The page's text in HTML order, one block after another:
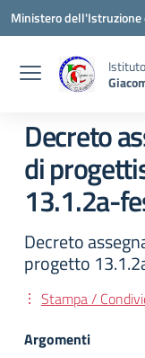
Vai ai contenuti
Vai al menu di navigazione
Vai al footer
Ministero dell'Istruzione
Decreto
di
13.1.2a-
Decreto
progetto
Stampa /
Argomenti